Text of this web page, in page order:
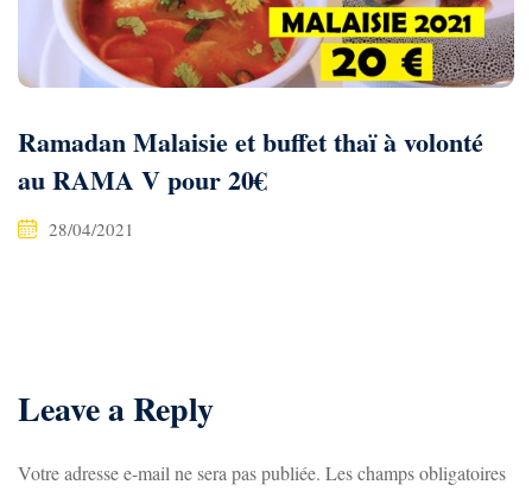
Ramadan Malaisie et buffet thaï à volonté
au RAMA V pour 20€
28/04/2021
Leave a Reply
Votre adresse e-mail ne sera pas publiée. Les champs obligatoires